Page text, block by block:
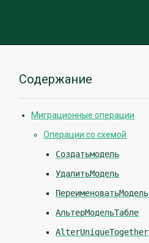
Содержание
Миграционные операции
Операции со схемой
Создатьмодель
УдалитьМодель
ПереименоватьМодель
АльтерМодельТабле
AlterUniqueTogether